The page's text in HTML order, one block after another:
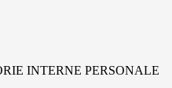
INTERNE PERSONALE